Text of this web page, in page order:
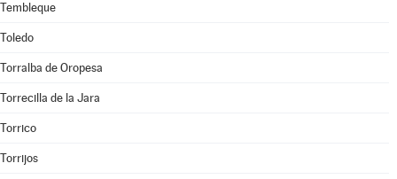
Tembleque
Toledo
Torralba de Oropesa
Torrecilla de la Jara
Torrico
Torrijos